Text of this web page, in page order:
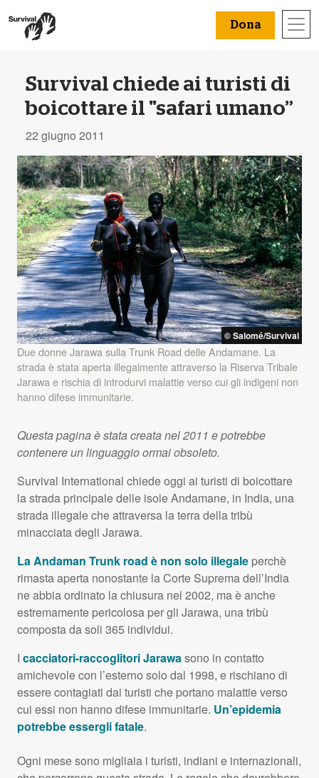
Dona
Survival chiede ai turisti di
boicottare il "safari umano”
22 giugno 2011
© Salomé/Survival
Due donne Jarawa sulla Trunk Road delle Andamane. La
strada è stata aperta illegalmente attraverso la Riserva Tribale
Jarawa e rischia di introdurvi malattie verso cui gli indigeni non
hanno difese immunitarie.
Questa pagina è stata creata nel 2011 e potrebbe
contenere un linguaggio ormai obsoleto.
Survival International chiede oggi ai turisti di boicottare
la strada principale delle isole Andamane, in India, una
strada illegale che attraversa la terra della tribù
minacciata degli Jarawa.
La Andaman Trunk road è non solo illegale perchè
rimasta aperta nonostante la Corte Suprema dell’India
ne abbia ordinato la chiusura nel 2002, ma è anche
estremamente pericolosa per gli Jarawa, una tribù
composta da soli 365 individui.
I cacciatori-raccoglitori Jarawasono in contatto
amichevole con l’esterno solo dal 1998, e rischiano di
essere contagiati dai turisti che portano malattie verso
cui essi non hanno difese immunitarie. Un’epidemia
potrebbe essergli fatale.
Ogni mese sono migliaia i turisti, indiani e internazionali,